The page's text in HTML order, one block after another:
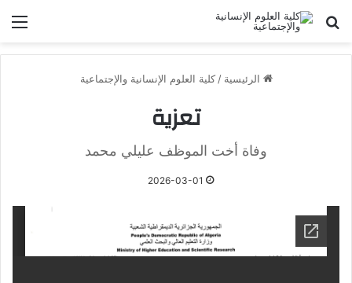
بحث عن
الرئيسية / كلية العلوم الإنسانية والإجتماعية
تعزية
وفاة أخت الموظف عليلي محمد
2026-03-01